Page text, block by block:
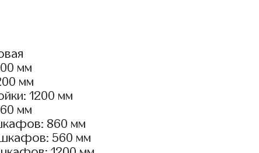
мм
мм
1200 мм
мм
860 мм
560 мм